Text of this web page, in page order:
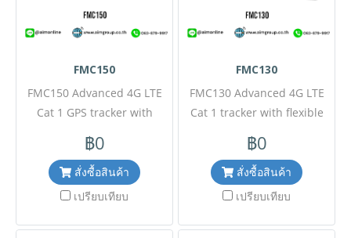
FMC150
FMC150 Advanced 4G LTE
Cat 1 GPS tracker with
processor สอบถามข้อมูลเพิ่ม
เติมติดต่อฝ่ายขาย Line ID :
@aimonline ฝ่ายขายโทร:
รวมภาษีมูลค่าเพิ่ม, ค่าขนส่ง )
฿0
สั่งซื้อสินค้า
เปรียบเทียบ
FMC130
FMC130 Advanced 4G LTE
Cat 1 tracker with flexible
ติดต่อฝ่ายขาย Line ID :
@aimonline ฝ่ายขายโทร:
063-879-9917 ( สินค้ายังไม่
เช็คสต๊อกล่าสุดสินค้าก่อนสั่งซื้อ
฿0
สั่งซื้อสินค้า
เปรียบเทียบ